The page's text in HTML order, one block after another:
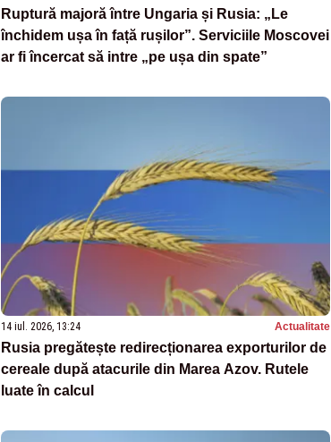
Ruptură majoră între Ungaria și Rusia: „Le
închidem ușa în față rușilor”. Serviciile Moscovei
ar fi încercat să intre „pe ușa din spate”
14 iul. 2026, 13:24 Actualitate
Rusia pregătește redirecționarea exporturilor de
cereale după atacurile din Marea Azov. Rutele
luate în calcul